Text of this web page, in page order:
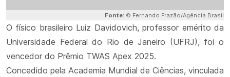
Fonte: © Fernando Frazão/Agência Brasil
O físico brasileiro Luiz Davidovich, professor emérito da
Universidade Federal do Rio de Janeiro (UFRJ), foi o
vencedor do Prêmio TWAS Apex 2025.
Concedido pela Academia Mundial de Ciências, vinculada